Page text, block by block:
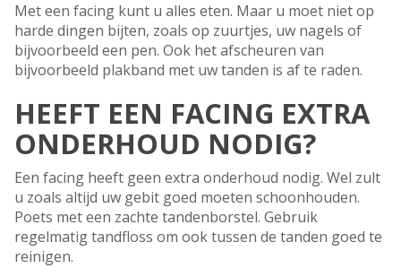
Met een facing kunt u alles eten. Maar u moet niet op
harde dingen bijten, zoals op zuurtjes, uw nagels of
bijvoorbeeld een pen. Ook het afscheuren van
bijvoorbeeld plakband met uw tanden is af te raden.
HEEFT EEN FACING EXTRA
ONDERHOUD NODIG?
Een facing heeft geen extra onderhoud nodig. Wel zult
u zoals altijd uw gebit goed moeten schoonhouden.
Poets met een zachte tandenborstel. Gebruik
regelmatig tandfloss om ook tussen de tanden goed te
reinigen.